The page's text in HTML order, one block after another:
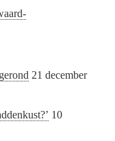
21 december
10